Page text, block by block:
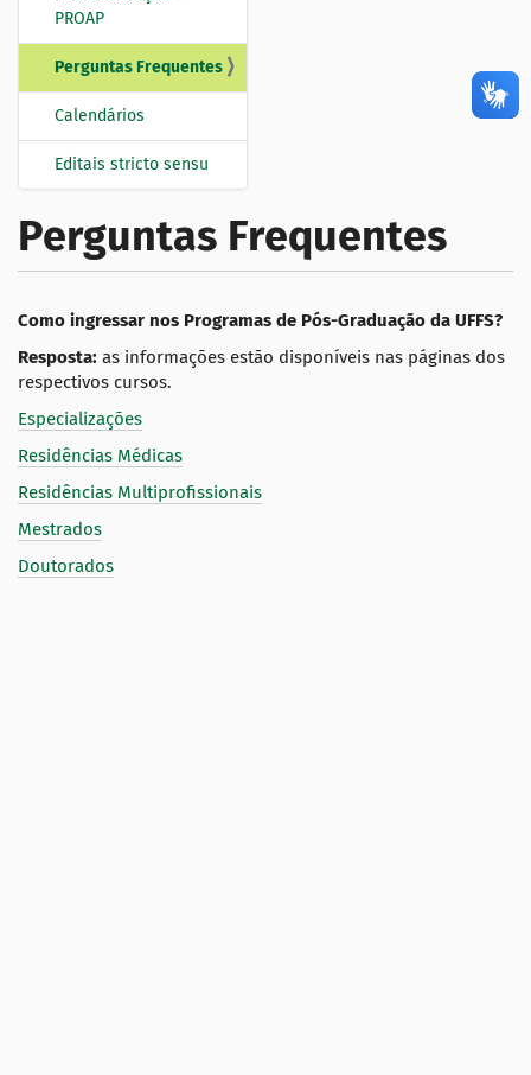
PROAP
Perguntas Frequentes
Calendários
Editais stricto sensu
Perguntas Frequentes
Como ingressar nos Programas de Pós-Graduação da UFFS?
Resposta: as informações estão disponíveis nas páginas dos
respectivos cursos.
Especializações
Residências Médicas
Residências Multiprofissionais
Mestrados
Doutorados